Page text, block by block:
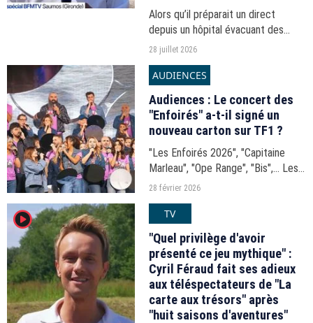
Alors qu’il préparait un direct
depuis un hôpital évacuant des
patients en raison des incendies qui
Forquès, grand reporter pour
BFMTV, a été agressé...
28 juillet 2026
AUDIENCES
Audiences : Le concert des
"Enfoirés" a-t-il signé un
nouveau carton sur TF1 ?
"Les Enfoirés 2026", "Capitaine
Marleau", "Ope Range", "Bis",... Les
audiences de la soirée du vendredi
28 février 2026
player2 TV
"Quel privilège d'avoir
présenté ce jeu mythique" :
Cyril Féraud fait ses adieux
aux téléspectateurs de "La
carte aux trésors" après
"huit saisons d'aventures"